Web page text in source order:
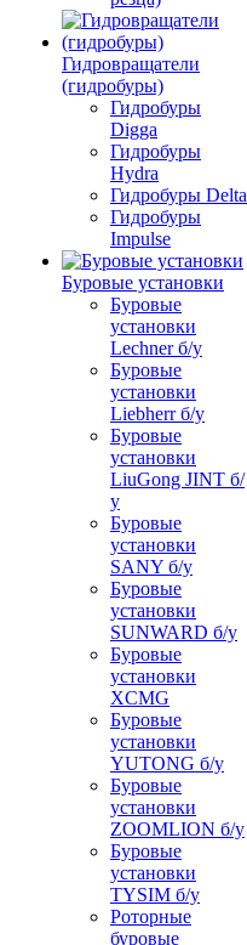
Гидровращатели
(гидробуры)
Гидробуры
Digga
Гидробуры
Hydra
Гидробуры Delta
Гидробуры
Impulse
Буровые установки
Буровые
установки
Lechner б/у
Буровые
установки
Liebherr б/у
Буровые
установки
LiuGong JINT б/
у
Буровые
установки
SANY б/у
Буровые
установки
SUNWARD б/у
Буровые
установки
XCMG
Буровые
установки
YUTONG б/у
Буровые
установки
ZOOMLION б/у
Буровые
установки
TYSIM б/у
Роторные
буровые